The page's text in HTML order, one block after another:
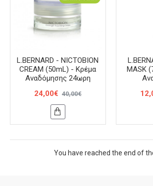
L.BERNARD - NICTOBION
CREAM (50mL) - Κρέμα
Αναδόμησης 24ωρη
24,00€ 40,00€
MASK
You have reached the end of